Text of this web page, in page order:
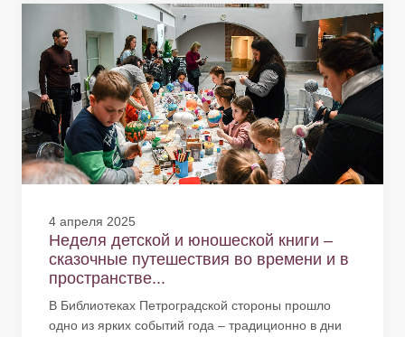
4 апреля 2025
Неделя детской и юношеской книги –
сказочные путешествия во времени и в
пространстве...
В Библиотеках Петроградской стороны прошло
одно из ярких событий года – традиционно в дни